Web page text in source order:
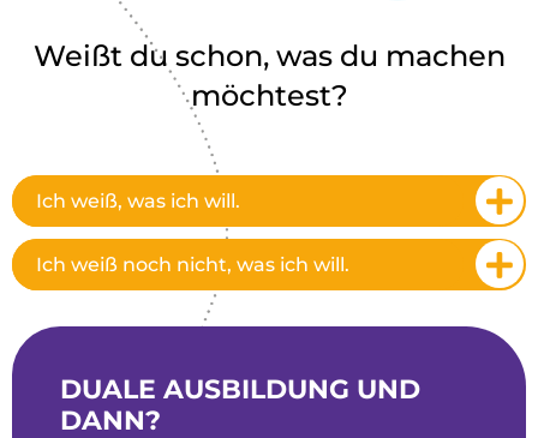
Weißt du schon, was du machen
möchtest?
Ich weiß, was ich will.
Ich weiß noch nicht, was ich will.
DUALE AUSBILDUNG UND
DANN?